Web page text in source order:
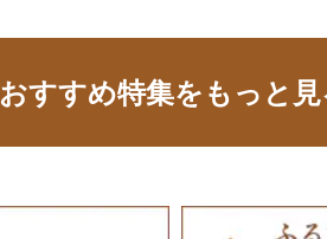
おすすめ特集をもっと